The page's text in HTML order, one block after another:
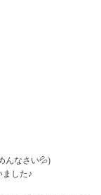
んなさい💦)
した♪